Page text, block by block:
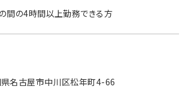
間の4時間以上勤務できる方
名古屋市中川区松年町4-66